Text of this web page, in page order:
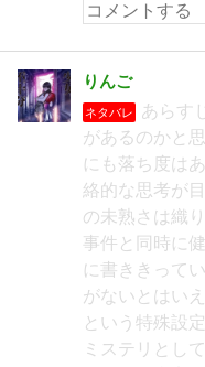
りんご
ネタバレ
あらす
があるのかと
にも落ち度は
絡的な思考が
の未熟さは織
事件と同時に
に書ききって
がないとはい
という特殊設
ミステリとし